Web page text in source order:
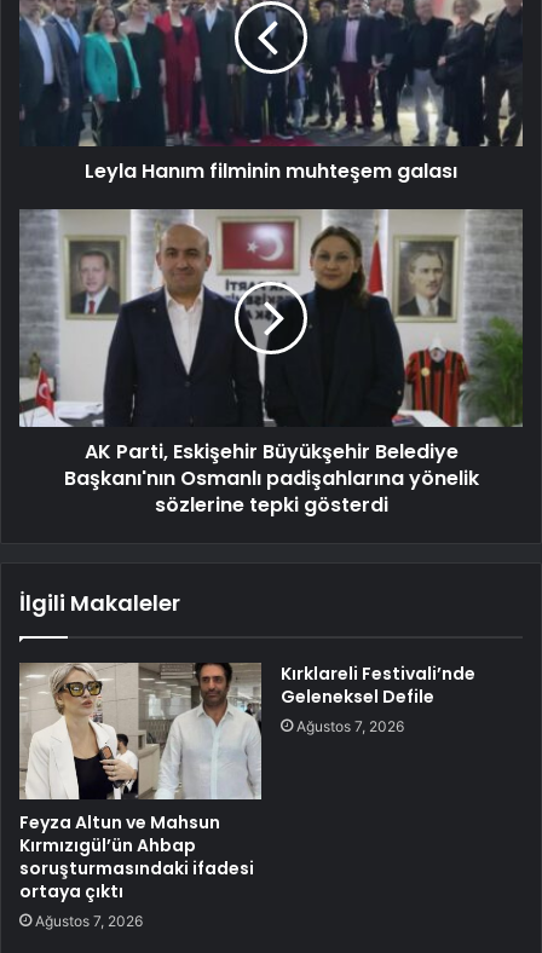
Leyla Hanım filminin muhteşem galası
AK Parti, Eskişehir Büyükşehir Belediye
Başkanı'nın Osmanlı padişahlarına yönelik
sözlerine tepki gösterdi
İlgili Makaleler
Feyza Altun ve Mahsun
Kırmızıgül’ün Ahbap
soruşturmasındaki ifadesi
ortaya çıktı
Ağustos 7, 2026
Kırklareli Festivali’nde
Geleneksel Defile
Ağustos 7, 2026